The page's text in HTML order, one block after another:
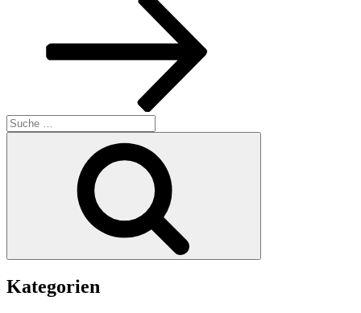
Suche
nach:
Kategorien